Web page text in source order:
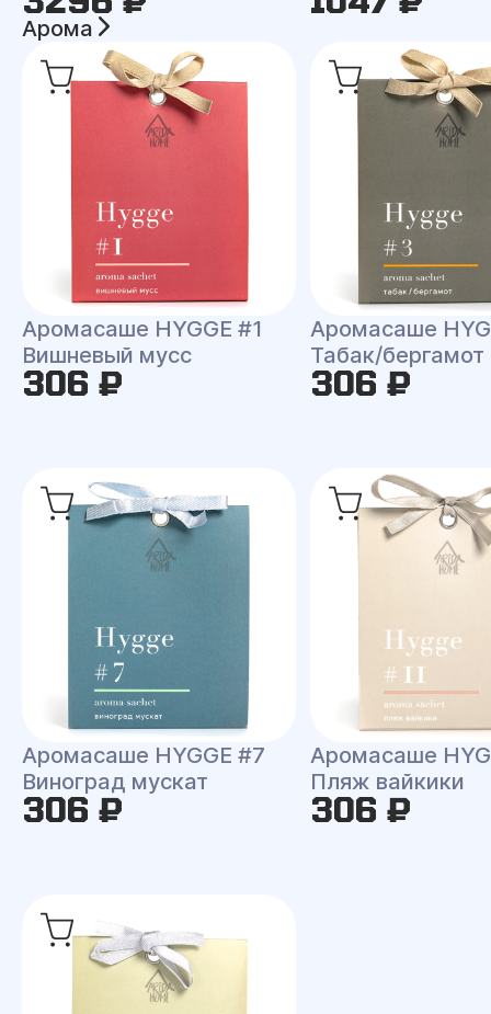
Арома
Аромасаше HYGGE #1
Вишневый мусс
306 ₽
Аромасаше
Табак/бергамот
306 ₽
Аромасаше HYGGE #7
Виноград мускат
306 ₽
Аромасаше
Пляж вайкики
306 ₽